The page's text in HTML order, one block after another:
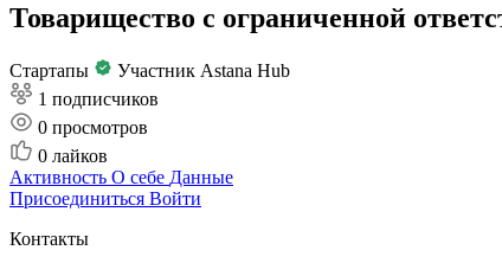
Товарищество с ограниченной
Стартапы
Участник Astana Hub
1 подписчиков
0 просмотров
0 лайков
Активность О себе Данные
Присоединиться Войти
Контакты